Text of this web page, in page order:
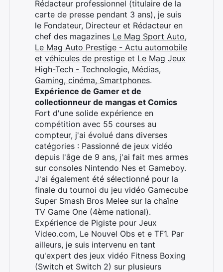
Rédacteur professionnel (titulaire de la
carte de presse pendant 3 ans), je suis
le Fondateur, Directeur et Rédacteur en
chef des magazines Le Mag Sport Auto,
Le Mag Auto Prestige - Actu automobile
et véhicules de prestige et Le Mag Jeux
High-Tech - Technologie, Médias,
Gaming, cinéma, Smartphones.
Expérience de Gamer et de
collectionneur de mangas et Comics
Fort d'une solide expérience en
compétition avec 55 courses au
compteur, j'ai évolué dans diverses
catégories : Passionné de jeux vidéo
depuis l'âge de 9 ans, j'ai fait mes armes
sur consoles Nintendo Nes et Gameboy.
J'ai également été sélectionné pour la
finale du tournoi du jeu vidéo Gamecube
Super Smash Bros Melee sur la chaîne
TV Game One (4ème national).
Expérience de Pigiste pour Jeux
Video.com, Le Nouvel Obs et e TF1. Par
ailleurs, je suis intervenu en tant
qu'expert des jeux vidéo Fitness Boxing
(Switch et Switch 2) sur plusieurs
Rechercher